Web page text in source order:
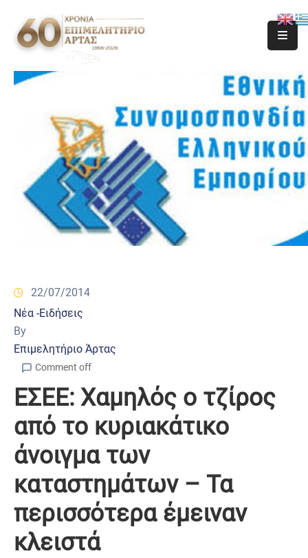
22/07/2014
Νέα -Ειδήσεις
By
Επιμελητήριο Άρτας
Comment off
ΕΣΕΕ: Χαμηλός ο τζίρος
από το κυριακάτικο
άνοιγμα των
καταστημάτων – Τα
περισσότερα έμειναν
κλειστά